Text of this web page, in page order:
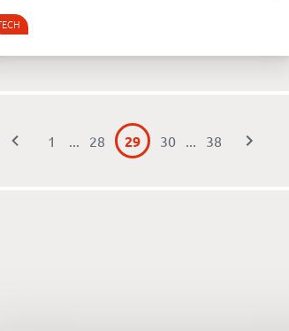
1 28 29 30 38